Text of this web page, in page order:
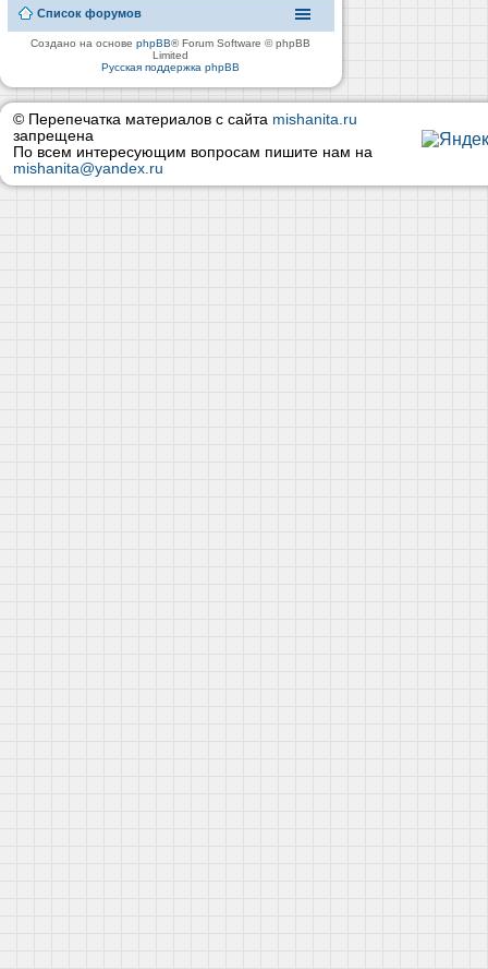
Список форумов
Создано на основеphpBB® Forum Software © phpBB
Limited
Русская поддержка phpBB
© Перепечатка материалов с сайта mishanita.ru
запрещена
По всем интересующим вопросам пишите нам на
mishanita@yandex.ru